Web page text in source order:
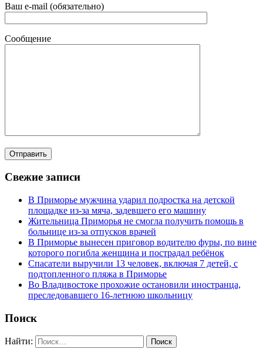
Ваш e-mail (обязательно)
Сообщение
Свежие записи
В Приморье мужчина ударил подростка на детской
площадке из-за мяча, задевшего его машину
Жительница Приморья не смогла получить помощь в
больнице из-за отпусков врачей
В Приморье вынесен приговор водителю фуры, по вине
которого погибла женщина и пострадал ребёнок
Спасатели выручили 13 человек, включая 7 детей, с
подтопленного пляжа в Приморье
Во Владивостоке прохожие остановили иностранца,
преследовавшего 16-летнюю школьницу
Поиск
Найти: